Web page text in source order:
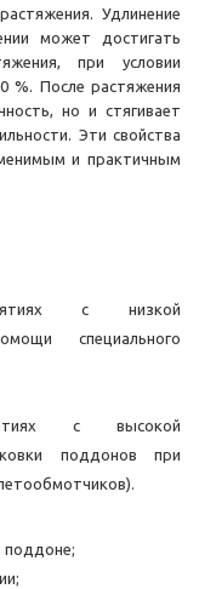
Удлинение
может достигать
при условии
%. После растяжения
но и стягивает
Эти свойства
и практичным
с низкой
специального
с высокой
поддонов при
поддоне;